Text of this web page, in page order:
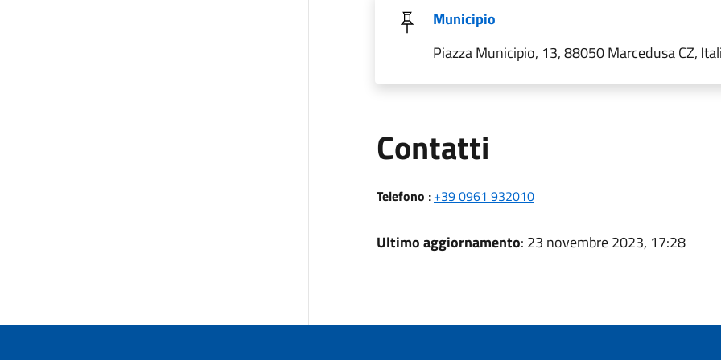
Municipio
Piazza Municipio, 13, 88050 Marcedusa CZ,
Contatti
Telefono : +39 0961 932010
Ultimo aggiornamento: 23 novembre 2023, 17:28